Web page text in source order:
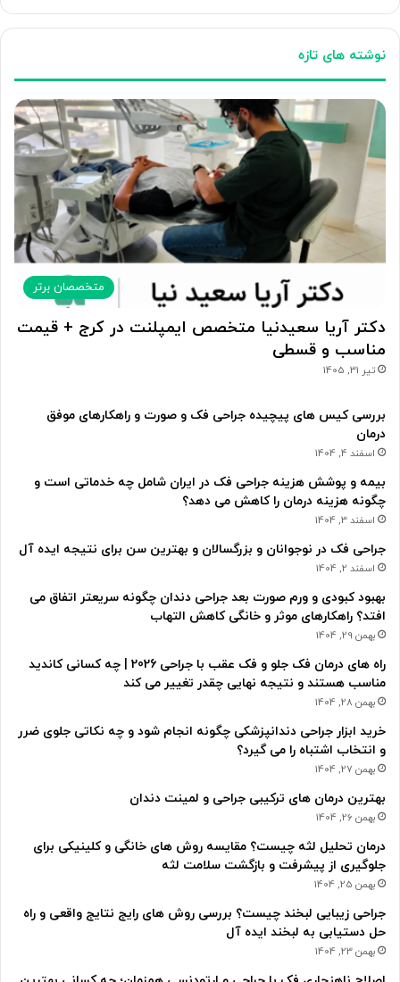
نوشته های تازه
متخصصان برتر
دکتر آریا سعیدنیا متخصص ایمپلنت در کرج + قیمت
مناسب و قسطی
تیر 31, 1405
بررسی کیس های پیچیده جراحی فک و صورت و راهکارهای موفق
درمان
اسفند 4, 1404
بیمه و پوشش هزینه جراحی فک در ایران شامل چه خدماتی است و
چگونه هزینه درمان را کاهش می دهد؟
اسفند 3, 1404
جراحی فک در نوجوانان و بزرگسالان و بهترین سن برای نتیجه ایده آل
اسفند 2, 1404
بهبود کبودی و ورم صورت بعد جراحی دندان چگونه سریعتر اتفاق می
افتد؟ راهکارهای موثر و خانگی کاهش التهاب
بهمن 29, 1404
راه های درمان فک جلو و فک عقب با جراحی 2026 | چه کسانی کاندید
مناسب هستند و نتیجه نهایی چقدر تغییر می کند
بهمن 28, 1404
خرید ابزار جراحی دندانپزشکی چگونه انجام شود و چه نکاتی جلوی ضرر
و انتخاب اشتباه را می گیرد؟
بهمن 27, 1404
بهترین درمان های ترکیبی جراحی و لمینت دندان
بهمن 26, 1404
درمان تحلیل لثه چیست؟ مقایسه روش های خانگی و کلینیکی برای
جلوگیری از پیشرفت و بازگشت سلامت لثه
بهمن 25, 1404
جراحی زیبایی لبخند چیست؟ بررسی روش های رایج نتایج واقعی و راه
حل دستیابی به لبخند ایده آل
بهمن 23, 1404